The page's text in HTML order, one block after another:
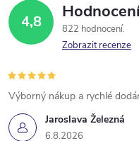
4,8
822 hodnocení
Zobrazit recenze
Jaroslava Železná
6.8.2026
Výborný nákup a rychlé